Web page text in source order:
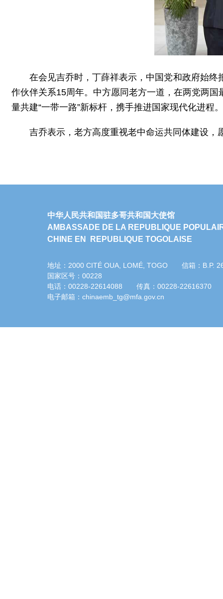
在会见吉乔时，丁薛祥表示，中国党和政府始
作伙伴关系15周年。中方愿同老方一道，在两党两
量共建“一带一路”新标杆，携手推进国家现代化进程。
吉乔表示，老方高度重视老中命运共同体建设
中华人民共和国驻多哥共和国大使馆
AMBASSADE DE LA REPUBLIQUE
CHINE EN REPUBLIQUE TOGOLAISE
地址：2000 CITÉ OUA, LOMÉ, TOGO 信箱：
国家区号：00228
电话：00228-22614088 传真：00228-22616370
电子邮箱：chinaemb_tg@mfa.gov.cn